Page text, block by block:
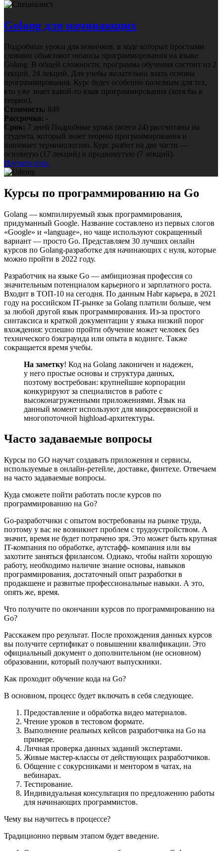
Golang для начинающих
Подробные уроки для новичков, в ходе которых простыми
словами объясняют нюансы программирования на языке
Golang. В общей сложности, программа обучения состоит из 2
секций, 24 лекций. Для учебы желательно знать основы
программирования. Курс будет особенно полезным для тех,
кто уже знает какой-то язык программирования (хотя бы в
теории).
Стоимость: 849
Рассрочка: -
Срок: 7 дней Подробные уроки (всего 24) рассчитаны на
студента, который знает теорию программирования и
понимает терминологию. Курс разбит на две части —
основную (17 лекций) и продвинутую (7 лекций).
Изучить курс
Курсы по программированию на Go
Golang — компилируемый язык программирования,
придуманный Google. Название составлено из первых слогов
«Google» и «language», но чаще используют сокращенный
вариант — просто Go. Представляем 30 лучших онлайн
курсов по Golang-разработке для начинающих с нуля, которые
можно пройти в 2022 году.
Разработчик на языке Go — амбициозная профессия со
значительным потенциалом карьерного и зарплатного роста.
Входит в ТОП-10 на сегодня. По данным Habr карьера, в 2021
году на российском IT-рынке за Golang платили больше, чем
за любой другой язык программирования. Из-за простого
синтаксиса и краткой документации у языка низкий порог
вхождения: успешно пройти обучение может человек без
технического бэкграунда или опыта в кодинге. Также
сокращается время учебы.
На заметку! Код на Golang лаконичен и надежен,
у него простые основы и структура данных,
поэтому востребован: крупнейшие корпорации
конкурируют за специалистов в работе с
высоконагруженными приложениями. Язык на
данный момент используют для микросервисной и
многопоточной highload-архитектуры.
Часто задаваемые вопросы
Курсы по GO научат создавать приложения и сервисы,
используемые в онлайн-ретейле, доставке, финтехе. Отвечаем
на часто задаваемые вопросы.
Куда сможете пойти работать после курсов по
программированию на Go?
Go-разработчики с опытом востребованы на рынке труда,
поэтому у вас не возникнет проблем с трудоустройством. А
значит, время не будет потрачено зря. Это может быть крупная
IT-компания по обработке, аутстафф- компания или вы
захотите заняться фрилансом. Однако, чтобы найти хорошую
работу, необходимо наличие знание основы, навыков
программирования, достаточный опыт разработки в
продакшене и развитые профессиональные навыки. А это,
опять же, время.
Что получите по окончании курсов по программированию на
Go?
Расскажем про результат. После прохождения данных курсов
вы получите сертификат о повышении квалификации. Это
официальный документ о дополнительном (не основном)
образовании, который получают выпускники.
Как проходит обучение кода на Go?
В основном, процесс будет включать в себя следующее.
Предоставление и обработка видео материалов.
Чтение уроков в тестовом формате.
Выполнение реальных кейсов разработчика на Go на
примере.
Личная проверка данных заданий экспертами.
Живые мастер-классы от действующих разработчиков.
Общение с сокурсниками и ментором в чатах, на
вебинарах.
Тестирование.
Индивидуальная консультация по предложению работы
для начинающих программистов.
Чему вы научитесь в процессе?
Традиционно первым этапом будет введение.